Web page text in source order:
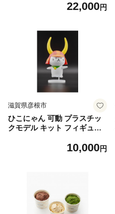
ーなつ ひこね日和 彦根日和
物 ギフト 贈答 滋賀 彦根
22,000円
滋賀県彦根市
ひこにゃん 可動 プラスチッ
クモデル キット フィギュア
ター グッズ ぬいぐるみ マス
10,000円